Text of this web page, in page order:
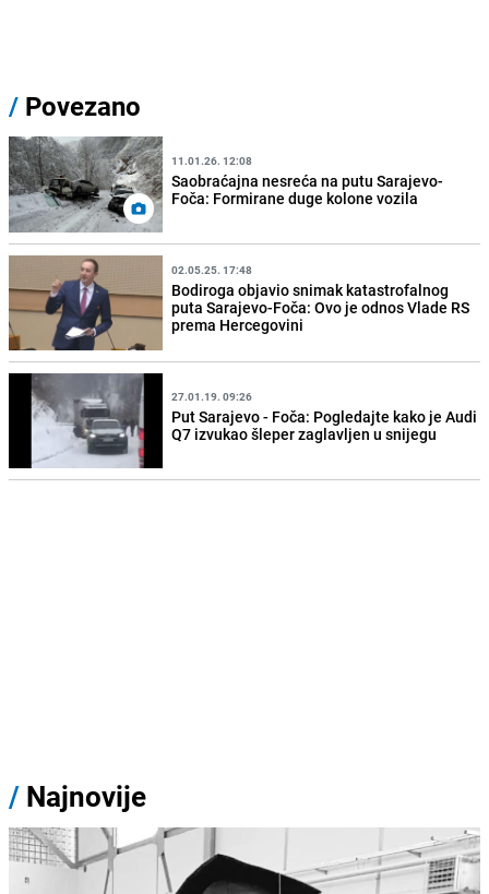
/ Povezano
11.01.26. 12:08
Saobraćajna nesreća na putu Sarajevo-
Foča: Formirane duge kolone vozila
02.05.25. 17:48
Bodiroga objavio snimak katastrofalnog
puta Sarajevo-Foča: Ovo je odnos Vlade RS
prema Hercegovini
27.01.19. 09:26
Put Sarajevo - Foča: Pogledajte kako je Audi
Q7 izvukao šleper zaglavljen u snijegu
/ Najnovije